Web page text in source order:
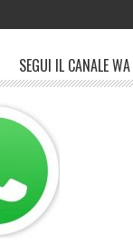
SEGUI IL CANALE WA